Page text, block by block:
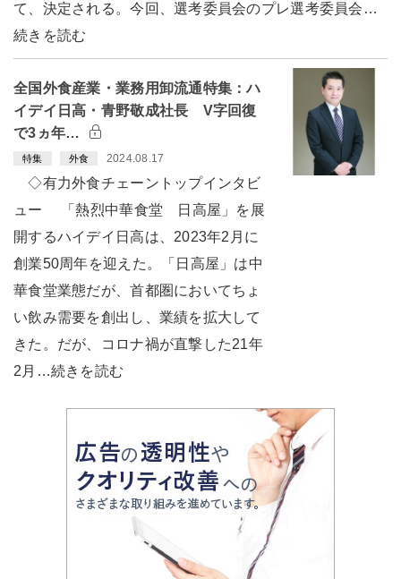
て、決定される。今回、選考委員会のプレ選考委員会…
続きを読む
全国外食産業・業務用卸流通特集：ハ
イデイ日高・青野敬成社長 V字回復
で3ヵ年…
特集 外食 2024.08.17
◇有力外食チェーントップインタビ
ュー 「熱烈中華食堂 日高屋」を展
開するハイデイ日高は、2023年2月に
創業50周年を迎えた。「日高屋」は中
華食堂業態だが、首都圏においてちょ
い飲み需要を創出し、業績を拡大して
きた。だが、コロナ禍が直撃した21年
2月…続きを読む